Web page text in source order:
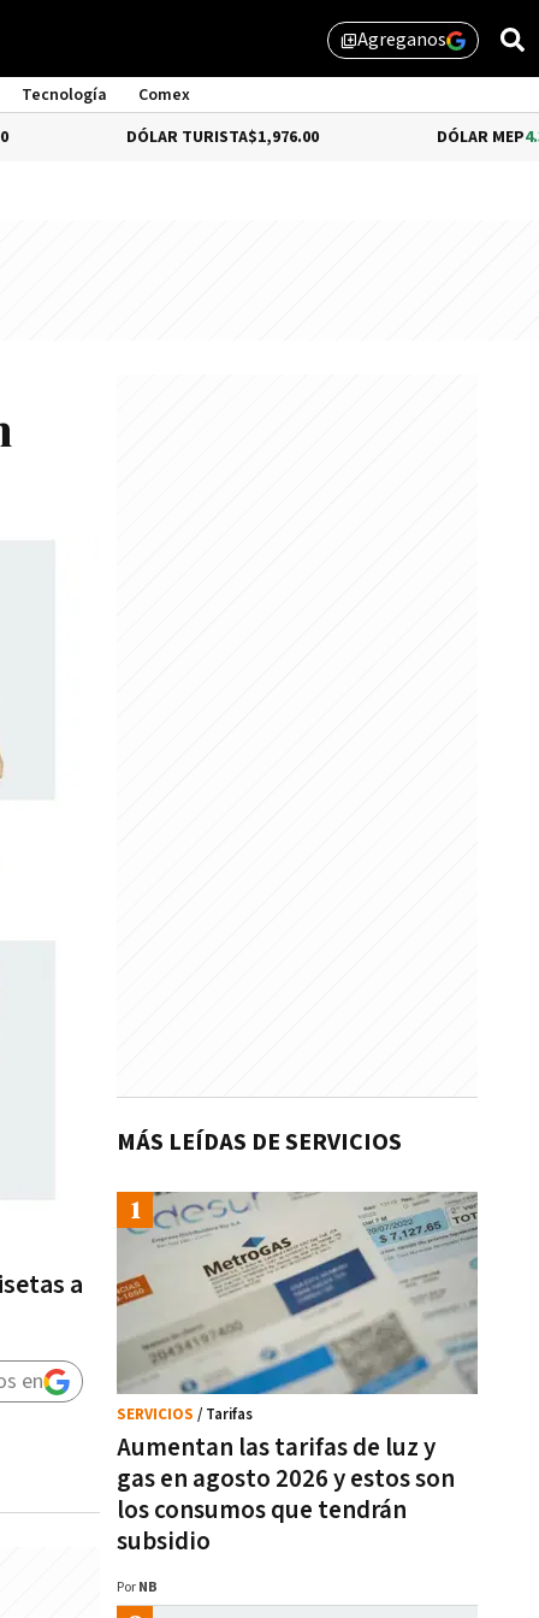
library_addAgreganos
Tecnología
Comex
DÓLAR TURISTA$1,976.00 DÓLAR MEP4.35%
a
en
MÁS LEÍDAS DE SERVICIOS
Aumentan las tarifas de luz y
gas en agosto 2026 y estos son
los consumos que tendrán
subsidio
SERVICIOS / Tarifas
Por NB